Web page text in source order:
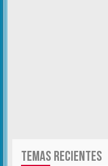
TEMAS RECIENTES